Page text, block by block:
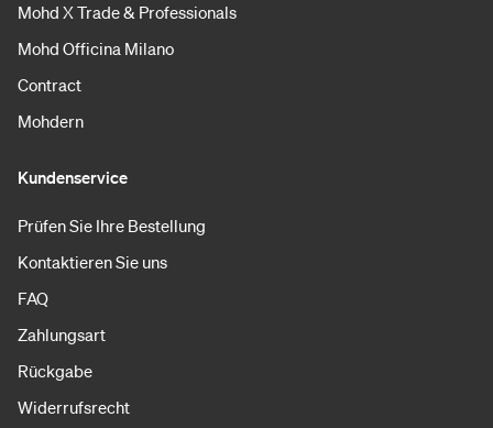
Mohd X Trade & Professionals
Mohd Officina Milano
Contract
Mohdern
Kundenservice
Prüfen Sie Ihre Bestellung
Kontaktieren Sie uns
FAQ
Zahlungsart
Rückgabe
Widerrufsrecht